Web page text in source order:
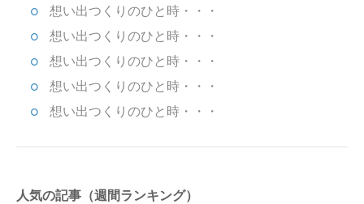
想い出つくりのひと時・・・
想い出つくりのひと時・・・
想い出つくりのひと時・・・
想い出つくりのひと時・・・
想い出つくりのひと時・・・
人気の記事（週間ランキング）